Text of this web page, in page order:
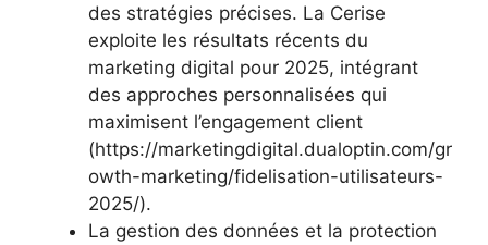
des stratégies précises. La Cerise
exploite les résultats récents du
marketing digital pour 2025, intégrant
des approches personnalisées qui
maximisent l’engagement client
(https://marketingdigital.dualoptin.com/gr
owth-marketing/fidelisation-utilisateurs-
2025/).
La gestion des données et la protection